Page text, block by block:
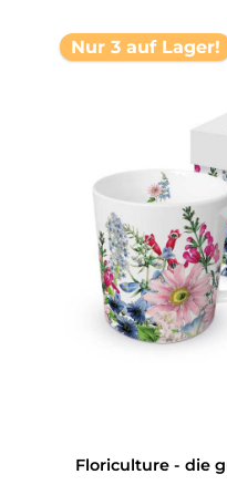
Nur 3 auf Lager!
Floriculture - die